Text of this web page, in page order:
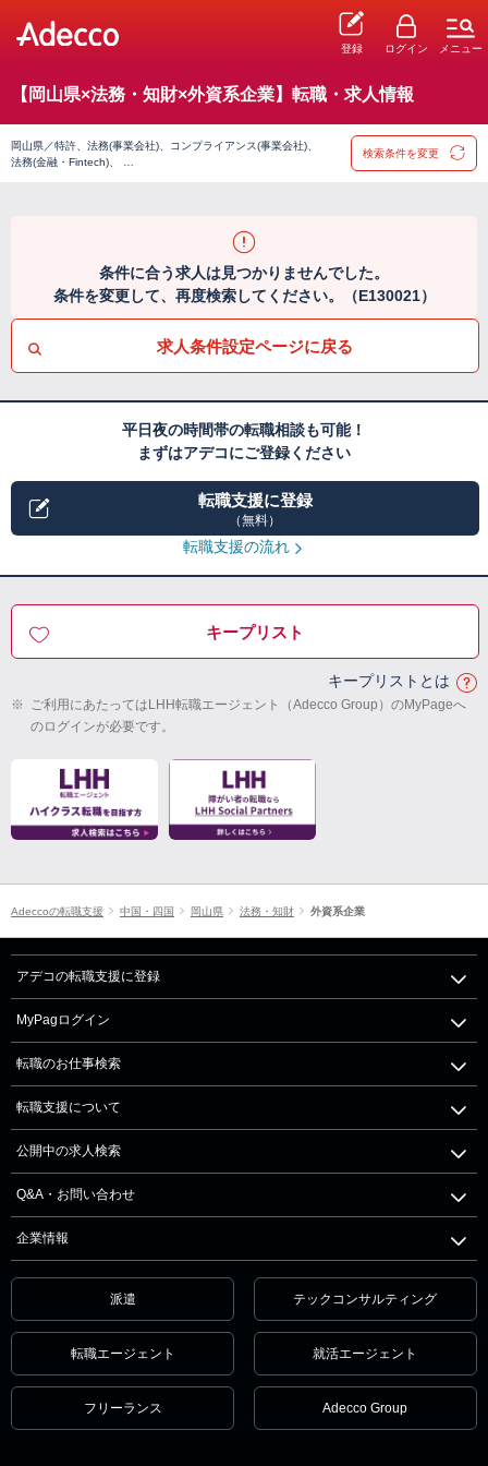
登録 ログイン メニュー
【岡山県×法務・知財×外資系企業】転職・求人情報
岡山県／特許、法務(事業会社)、コンプライアンス(事業会社)、
法務(金融・Fintech)、 …
検索条件を変更
条件に合う求人は見つかりませんでした。
条件を変更して、再度検索してください。（E130021）
求人条件設定ページに戻る
平日夜の時間帯の転職相談も可能！
まずはアデコにご登録ください
転職支援に登録
（無料）
転職支援の流れ
キープリスト
キープリストとは
※ ご利用にあたってはLHH転職エージェント（Adecco Group）のMyPageへ
のログインが必要です。
Adeccoの転職支援 中国・四国 岡山県 法務・知財 外資系企業
アデコの転職支援に登録
MyPagログイン
転職のお仕事検索
転職支援について
公開中の求人検索
Q&A・お問い合わせ
企業情報
派遣 テックコンサルティング
転職エージェント 就活エージェント
フリーランス Adecco Group